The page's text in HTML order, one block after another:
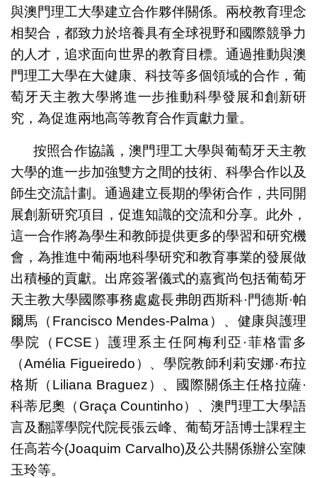
與澳門理工大學建立合作夥伴關係。兩校教育理念
相契合，都致力於培養具有全球視野和國際競爭力
的人才，追求面向世界的教育目標。通過推動與澳
門理工大學在大健康、科技等多個領域的合作，葡
萄牙天主教大學將進一步推動科學發展和創新研
究，為促進兩地高等教育合作貢獻力量。
按照合作協議，澳門理工大學與葡萄牙天主教
大學的進一步加強雙方之間的技術、科學合作以及
師生交流計劃。通過建立長期的學術合作，共同開
展創新研究項目，促進知識的交流和分享。此外，
這一合作將為學生和教師提供更多的學習和研究機
會，為推進中葡兩地科學研究和教育事業的發展做
出積極的貢獻。出席簽署儀式的嘉賓尚包括葡萄牙
天主教大學國際事務處處長弗朗西斯科·門德斯·帕
爾馬（Francisco Mendes-Palma）、健康與護理
學院（FCSE）護理系主任阿梅利亞·菲格雷多
（Amélia Figueiredo）、學院教師利莉安娜·布拉
格斯（Liliana Braguez）、國際關係主任格拉薩·
科蒂尼奧（Graça Countinho）、澳門理工大學語
言及翻譯學院代院長張云峰、葡萄牙語博士課程主
任高若今(Joaquim Carvalho)及公共關係辦公室陳
玉玲等。